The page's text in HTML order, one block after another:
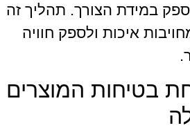
במידת הצורך. תהליך זה
איכות ולספק חוויה
בטיחות המוצרים